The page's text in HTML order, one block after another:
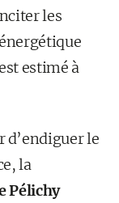
les
estimé à
d’endiguer le
la
Pélichy